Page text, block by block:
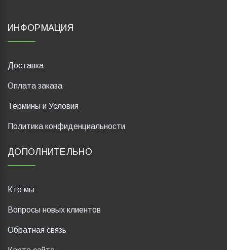
ИНФОРМАЦИЯ
Доставка
Оплата заказа
Термины и Условия
Политика конфиденциальности
ДОПОЛНИТЕЛЬНО
Кто мы
Вопросы новых клиентов
Обратная связь